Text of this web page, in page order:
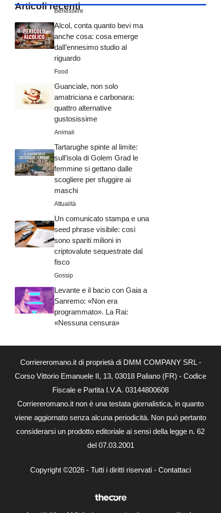
Articoli recenti
Benessere
Alcol, conta quanto bevi ma
anche cosa: cosa emerge
dall’ennesimo studio al
riguardo
Food
Guanciale, non solo
amatriciana e carbonara:
quattro alternative
gustosissime
Animali
Tartarughe spinte al limite:
sull’isola di Golem Grad le
femmine si gettano dalle
scogliere per sfuggire ai
maschi
Attualità
Un comunicato stampa e una
seed phrase visibile: così
sono spariti milioni in
criptovalute sequestrate dal
fisco
Gossip
Levante e il bacio con Gaia a
Sanremo: «Non era
programmato». La Rai:
«Nessuna censura»
Corriereromano.it di proprietà di DMM COMPANY SRL -
Corso Vittorio Emanuele II, 13, 03018 Paliano (FR) - Codice
Fiscale e Partita I.V.A. 03144800608
Corriereromano.it non è una testata giornalistica, in quanto
viene aggiornato senza alcuna periodicità. Non può pertanto
considerarsi un prodotto editoriale ai sensi della legge n. 62
del 07.03.2001
Copyright ©2026 - Tutti i diritti riservati - Contattaci